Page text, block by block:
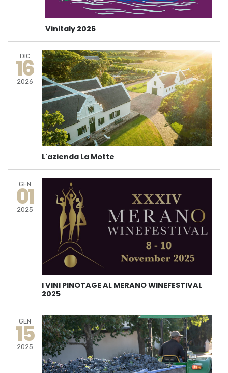
Vinitaly 2026
DIC
16
2026
L'azienda La Motte
GEN
01
2025
I VINI PINOTAGE AL MERANO WINEFESTIVAL
2025
GEN
15
2025